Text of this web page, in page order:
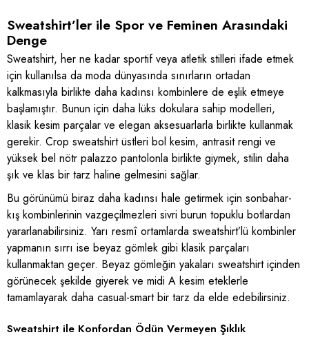
Sweatshirt’ler ile Spor ve Feminen Arasındaki
Denge
Sweatshirt, her ne kadar sportif veya atletik stilleri ifade etmek
için kullanılsa da moda dünyasında sınırların ortadan
kalkmasıyla birlikte daha kadınsı kombinlere de eşlik etmeye
başlamıştır. Bunun için daha lüks dokulara sahip modelleri,
klasik kesim parçalar ve elegan aksesuarlarla birlikte kullanmak
gerekir. Crop sweatshirt üstleri bol kesim, antrasit rengi ve
yüksek bel nötr palazzo pantolonla birlikte giymek, stilin daha
şık ve klas bir tarz haline gelmesini sağlar.
Bu görünümü biraz daha kadınsı hale getirmek için sonbahar-
kış kombinlerinin vazgeçilmezleri sivri burun topuklu botlardan
yararlanabilirsiniz. Yarı resmî ortamlarda sweatshirt’lü kombinler
yapmanın sırrı ise beyaz gömlek gibi klasik parçaları
kullanmaktan geçer. Beyaz gömleğin yakaları sweatshirt içinden
görünecek şekilde giyerek ve midi A kesim eteklerle
tamamlayarak daha casual-smart bir tarz da elde edebilirsiniz.
Sweatshirt ile Konfordan Ödün Vermeyen Şıklık